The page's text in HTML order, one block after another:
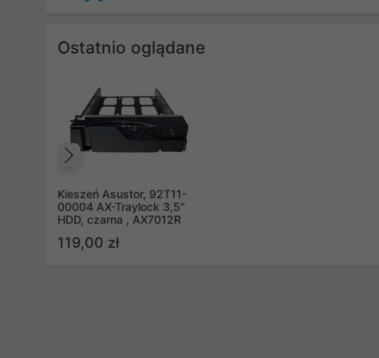
Ostatnio oglądane
Kieszeń Asustor, 92T11-
00004 AX-Traylock 3,5"
HDD, czarna , AX7012R
119,00 zł